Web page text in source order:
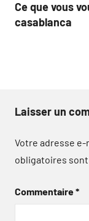
de
Ce que vous
casablanca
Laisser un
Votre adresse e-
obligatoires
Commentaire*